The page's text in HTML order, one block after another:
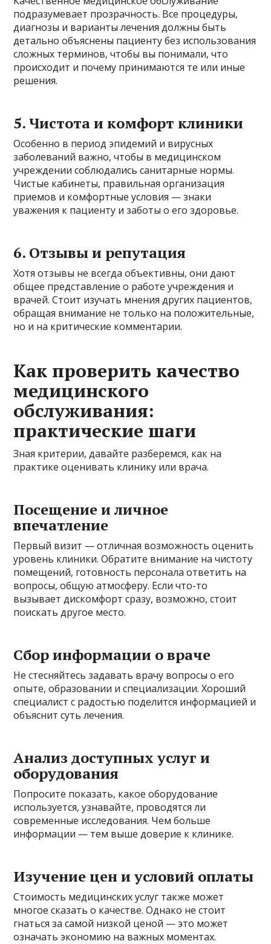
подразумевает прозрачность. Все процедуры,
диагнозы и варианты лечения должны быть
детально объяснены пациенту без использования
сложных терминов, чтобы вы понимали, что
происходит и почему принимаются те или иные
решения.
5. Чистота и комфорт клиники
Особенно в период эпидемий и вирусных
заболеваний важно, чтобы в медицинском
учреждении соблюдались санитарные нормы.
Чистые кабинеты, правильная организация
приемов и комфортные условия — знаки
уважения к пациенту и заботы о его здоровье.
6. Отзывы и репутация
Хотя отзывы не всегда объективны, они дают
общее представление о работе учреждения и
врачей. Стоит изучать мнения других пациентов,
обращая внимание не только на положительные,
но и на критические комментарии.
Как проверить качество
медицинского
обслуживания:
практические шаги
Зная критерии, давайте разберемся, как на
практике оценивать клинику или врача.
Посещение и личное
впечатление
Первый визит — отличная возможность оценить
уровень клиники. Обратите внимание на чистоту
помещений, готовность персонала ответить на
вопросы, общую атмосферу. Если что-то
вызывает дискомфорт сразу, возможно, стоит
поискать другое место.
Сбор информации о враче
Не стесняйтесь задавать врачу вопросы о его
опыте, образовании и специализации. Хороший
специалист с радостью поделится информацией и
объяснит суть лечения.
Анализ доступных услуг и
оборудования
Попросите показать, какое оборудование
используется, узнавайте, проводятся ли
современные исследования. Чем больше
информации — тем выше доверие к клинике.
Изучение цен и условий оплаты
Стоимость медицинских услуг также может
многое сказать о качестве. Однако не стоит
гнаться за самой низкой ценой — это может
означать экономию на важных моментах.